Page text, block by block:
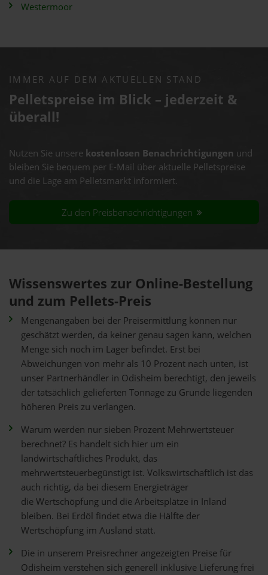
Westermoor
IMMER AUF DEM AKTUELLEN STAND
Pelletspreise im Blick – jederzeit &
überall!
Nutzen Sie unsere kostenlosen Benachrichtigungen und
bleiben Sie bequem per E-Mail über aktuelle Pelletspreise
und die Lage am Pelletsmarkt informiert.
Zu den Preisbenachrichtigungen
Wissenswertes zur Online-Bestellung
und zum Pellets-Preis
Mengenangaben bei der Preisermittlung können nur
geschätzt werden, da keiner genau sagen kann, welchen
Menge sich noch im Lager befindet. Erst bei
Abweichungen von mehr als 10 Prozent nach unten, ist
unser Partnerhändler in Odisheim berechtigt, den jeweils
der tatsächlich gelieferten Tonnage zu Grunde liegenden
höheren Preis zu verlangen.
Warum werden nur sieben Prozent Mehrwertsteuer
berechnet? Es handelt sich hier um ein
landwirtschaftliches Produkt, das
mehrwertsteuerbegünstigt ist. Volkswirtschaftlich ist das
auch richtig, da bei diesem Energieträger
die Wertschöpfung und die Arbeitsplätze in Inland
bleiben. Bei Erdöl findet etwa die Hälfte der
Wertschöpfung im Ausland statt.
Die in unserem Preisrechner angezeigten Preise für
Odisheim verstehen sich generell inklusive Lieferung frei